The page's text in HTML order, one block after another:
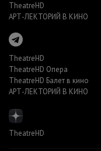
TheatreHD
АРТ-ЛЕКТОРИЙ В КИНО
TheatreHD
TheatreHD Опера
TheatreHD Балет в кино
АРТ-ЛЕКТОРИЙ В КИНО
TheatreHD